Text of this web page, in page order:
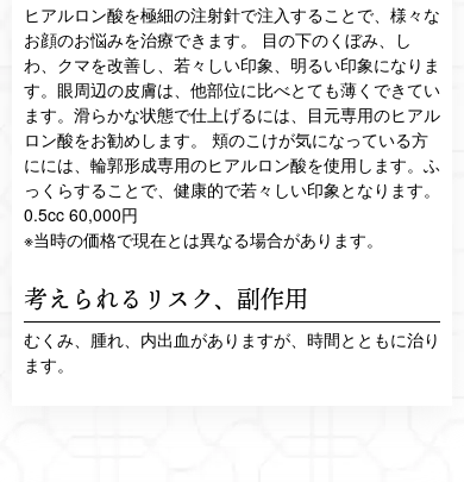
ヒアルロン酸を極細の注射針で注入することで、様々な
お顔のお悩みを治療できます。 目の下のくぼみ、し
わ、クマを改善し、若々しい印象、明るい印象になりま
す。眼周辺の皮膚は、他部位に比べとても薄くできてい
ます。滑らかな状態で仕上げるには、目元専用のヒアル
ロン酸をお勧めします。 頬のこけが気になっている方
にには、輪郭形成専用のヒアルロン酸を使用します。ふ
っくらすることで、健康的で若々しい印象となります。
0.5cc 60,000円
※当時の価格で現在とは異なる場合があります。
考えられるリスク、 副作用
むくみ、腫れ、内出血がありますが、時間とともに治り
ます。